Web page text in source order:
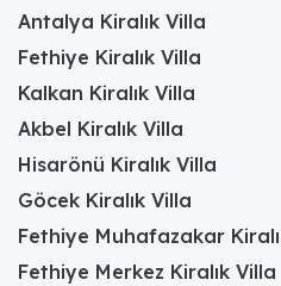
Yatak odası düzeni
Birinci yatak odasında 1 çift
banyosu ve jakuzili alan; ikinci
yatak; üçüncü yatak
alır. Her odada klima ve elbise
Havuz ölçüleri nedir?
Özel ve korunaklı havuz
Havuzun özellikleri
Antalya Kiralık Villa
Fethiye Kiralık Villa
Kalkan Kiralık Villa
Akbel Kiralık Villa
Hisarönü Kiralık Villa
Göcek Kiralık Villa
Fethiye Muhafazakar
Fethiye Merkez Kiralık Villa